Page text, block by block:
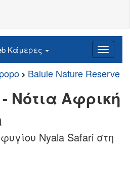
Κάμερες
Balule Nature Reserve
Νότια Αφρική
Nyala Safari στη